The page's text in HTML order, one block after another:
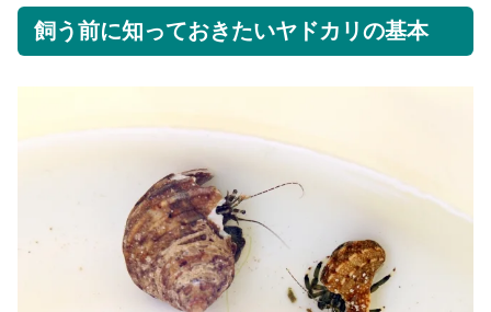
飼う前に知っておきたいヤドカリの基本